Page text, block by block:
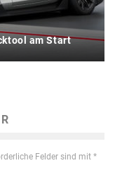
am Start
Felder sind mit *